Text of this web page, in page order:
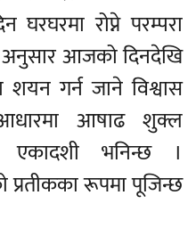
रोप्ने परम्परा
अनुसार आजको दिनदेखि
शयन गर्न जाने विश्वास
आषाढ शुक्ल
एकादशी भनिन्छ ।
रूपमा पूजिन्छ